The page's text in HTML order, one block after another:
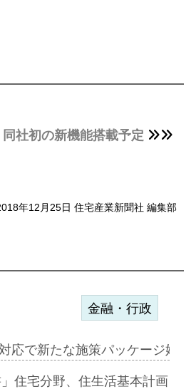
社初の新機能搭載予定
年12月25日 住宅産業新聞社 編集部
金融・行政
応で新たな施策パッケージ始
」住宅分野、住生活基本計画